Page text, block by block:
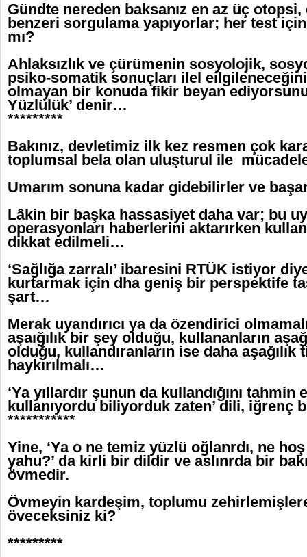
Gündte nereden baksanız en az üç
benzeri sorgulama yapıyorlar; her test için
mı?
Ahlaksızlık ve çürümenin sosyolojik,
psiko-somatik sonuçları ilel
olmayan bir konuda fikir beyan
Yüzlülük’ denir…
*********
Bakınız, devletimiz ilk kez resmen çok
toplumsal bela olan uluşturul ile
Umarım sonuna kadar gidebilirler ve
Lâkin bir başka hassasiyet daha var; bu
operasyonları haberlerini aktarırken
dikkat edilmeli…
‘Sağlığa zarralı’ ibaresini RTÜK istiyor
kurtarmak için dha geniş bir perspektife
şart…
Merak uyandırıcı ya da özendirici
aşaığılık bir şey olduğu, kullananların
olduğu, kullandıranların ise daha aşağılık
haykırılmalı…
‘Ya yıllardır şunun da kullandığını
kullanıyordu biliyorduk zaten’ dili, iğrenç
***********
Yine, ‘Ya o ne temiz yüzlü oğlanrdı, ne hoş
yahu?’ da kirli bir dildir ve aslınrda bir
övmedir.
Övmeyin kardeşim, toplumu
öveceksiniz ki?
*********